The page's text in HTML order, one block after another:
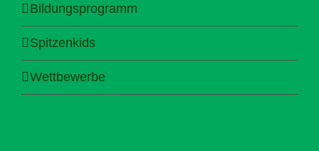
Bildungsprogramm
Spitzenkids
Wettbewerbe